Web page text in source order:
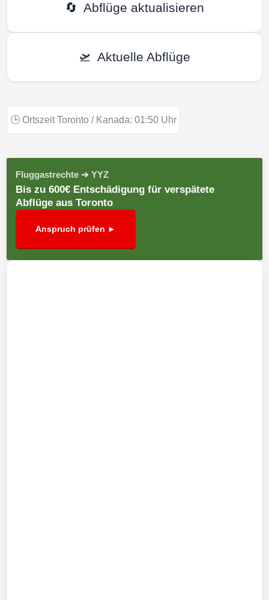
🔄 Abflüge aktualisieren
🛫 Aktuelle Abflüge
🕒 Ortszeit Toronto / Kanada: 01:50 Uhr
Fluggastrechte ➔ YYZ
Bis zu 600€ Entschädigung für verspätete
Abflüge aus Toronto
Anspruch prüfen ►